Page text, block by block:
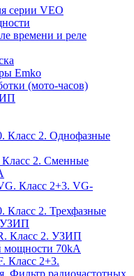
серии VEO
времени и реле
Emko
(мото-часов)
Класс 2. Однофазные
Класс 2. Сменные
Класс 2+3. VG-
Класс 2. Трехфазные
УЗИП
Класс 2. УЗИП
70kA
Класс 2+3.
Фильтр радиочастотных